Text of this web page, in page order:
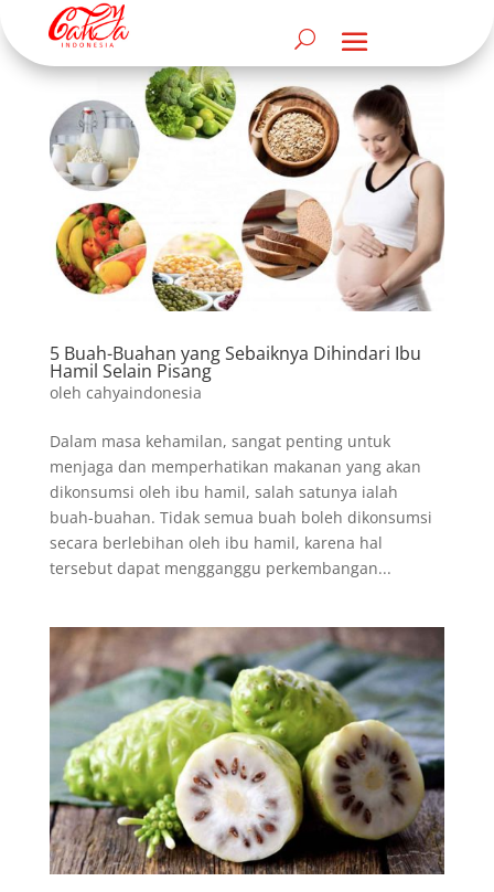
5 Buah-Buahan yang Sebaiknya Dihindari Ibu
Hamil Selain Pisang
oleh cahyaindonesia
Dalam masa kehamilan, sangat penting untuk
menjaga dan memperhatikan makanan yang akan
dikonsumsi oleh ibu hamil, salah satunya ialah
buah-buahan. Tidak semua buah boleh dikonsumsi
secara berlebihan oleh ibu hamil, karena hal
tersebut dapat mengganggu perkembangan...